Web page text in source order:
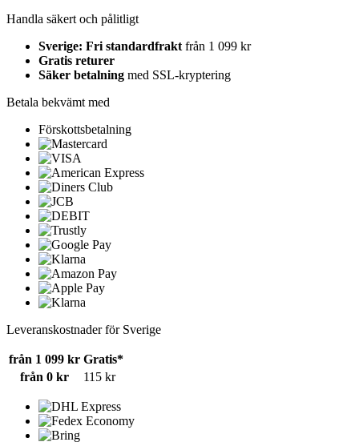
Handla säkert och pålitligt
Sverige: Fri standardfrakt från 1 099 kr
Gratis returer
Säker betalning med SSL-kryptering
Betala bekvämt med
Förskottsbetalning
Leveranskostnader för Sverige
från 1 099 kr Gratis*
från 0 kr
115 kr